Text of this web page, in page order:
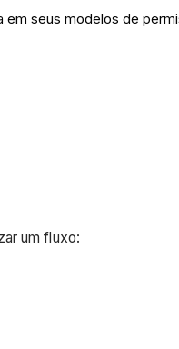
em seus modelos de
um fluxo: